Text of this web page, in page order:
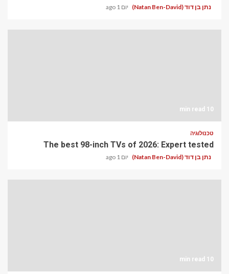
נתן בן דוד (Natan Ben-David) יום 1 ago
10 min read
טכנולוגיה
The best 98-inch TVs of 2026: Expert tested
נתן בן דוד (Natan Ben-David) יום 1 ago
10 min read